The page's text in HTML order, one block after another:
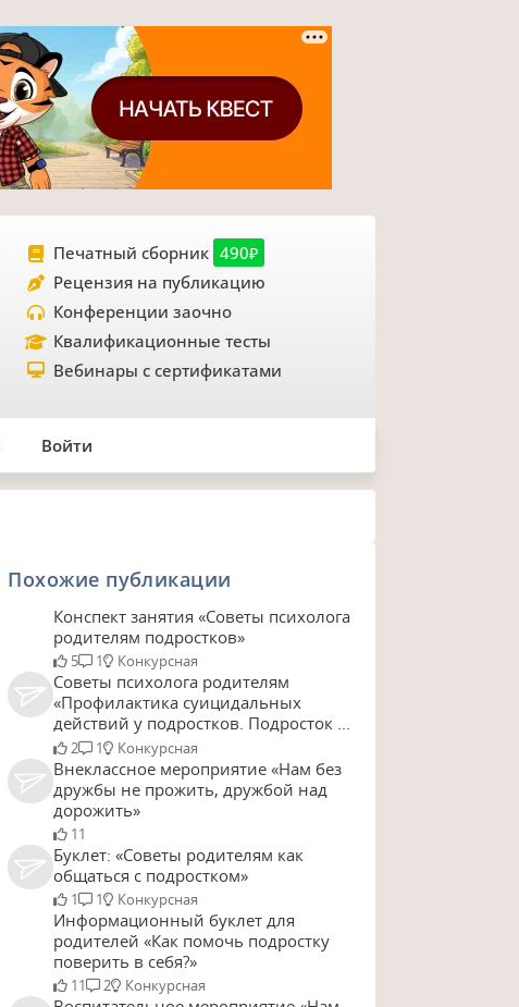
Печатный сборник 490₽
Рецензия на публикацию
Конференции заочно
Квалификационные тесты
Вебинары с сертификатами
Войти
Похожие публикации
Конспект занятия «Советы психолога
родителям подростков»
5 1 Конкурсная
Советы психолога родителям
«Профилактика суицидальных
действий у подростков. Подросток ...
2 1 Конкурсная
Внеклассное мероприятие «Нам без
дружбы не прожить, дружбой над
дорожить»
11
Буклет: «Советы родителям как
общаться с подростком»
1 1 Конкурсная
Информационный буклет для
родителей «Как помочь подростку
поверить в себя?»
11 2 Конкурсная